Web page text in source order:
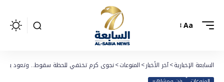
Aa
السابعة الإخبارية>آخر الأخبار>المنوعات>نجوى كرم تختفي للحظة سقوط.. وتعود